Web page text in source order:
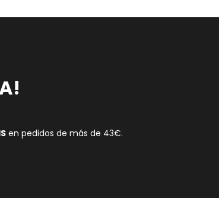
en pedidos de más de 43€.